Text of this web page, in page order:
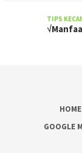
TIPS
HOME
GOOGLE